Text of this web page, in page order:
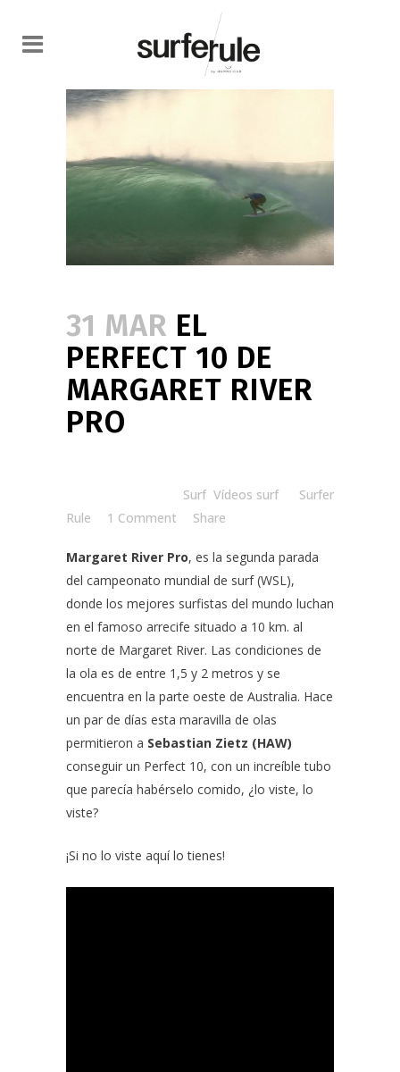
31 MAR EL
PERFECT 10 DE
MARGARET RIVER
PRO
Surf Vídeos surf
Surfer
Rule
1 Comment Share
Margaret River Pro, es la segunda parada
del campeonato mundial de surf (WSL),
donde los mejores surfistas del mundo luchan
en el famoso arrecife situado a 10 km. al
norte de Margaret River. Las condiciones de
la ola es de entre 1,5 y 2 metros y se
encuentra en la parte oeste de Australia. Hace
un par de días esta maravilla de olas
permitieron a Sebastian Zietz (HAW)
conseguir un Perfect 10, con un increíble tubo
que parecía habérselo comido, ¿lo viste, lo
viste?
¡Si no lo viste aquí lo tienes!